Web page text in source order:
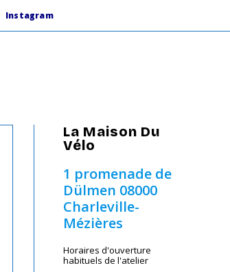
Instagram
La Maison Du
Vélo
1 promenade de
Dülmen 08000
Charleville-
Mézières
Horaires d'ouverture
habituels de l'atelier